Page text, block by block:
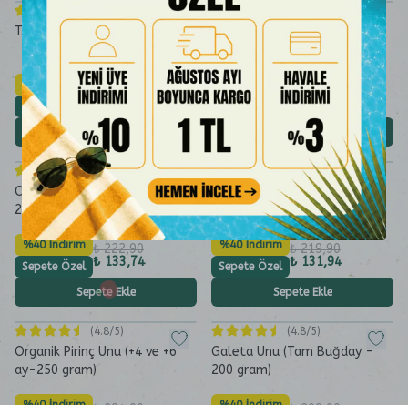
Tam Siyez Unu (250 gram)
%40 İndirim
Sepete Özel
₺ 259,90
₺ 155,94
Sepete Ekle
Organik Keçiboynuzu Unu
(Katkısız - 250 gram)
%40 İndirim
Sepete Özel
₺ 309,90
₺ 185,94
Sepete Ekle
(4.8/5)
Organik Buğday Unu (+8 ay-
250 gram)
%40 İndirim
Sepete Özel
₺ 222,90
₺ 133,74
Sepete Ekle
(5.0/5)
Ruşeymli Krep Unu Karışımı
(Katkısız-177 gram)
%40 İndirim
Sepete Özel
₺ 219,90
₺ 131,94
Sepete Ekle
(4.8/5)
Organik Pirinç Unu (+4 ve +6
ay-250 gram)
(4.8/5)
Galeta Unu (Tam Buğday -
200 gram)